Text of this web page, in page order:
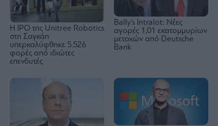
Η IPO της Unitree Robotics
στη Σαγκάη
υπερκαλύφθηκε 5.526
φορές από ιδιώτες
επενδυτές
Bally’s Intralot: Νέες
αγορές 1,01 εκατομμυρίων
μετοχών από Deutsche
Bank